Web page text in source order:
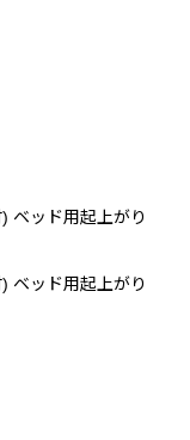
ベッド用起上がり
ベッド用起上がり